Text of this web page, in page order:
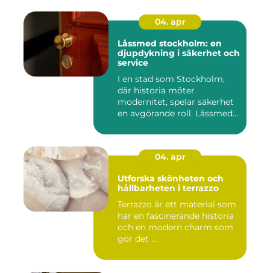
04. apr
Låssmed stockholm: en
djupdykning i säkerhet och
service
I en stad som Stockholm,
där historia möter
modernitet, spelar säkerhet
en avgörande roll. Låssmed
04. apr
Utforska skönheten och
hållbarheten i terrazzo
Terrazzo är ett material som
har en fascinerande historia
och en modern charm som
gör det ...